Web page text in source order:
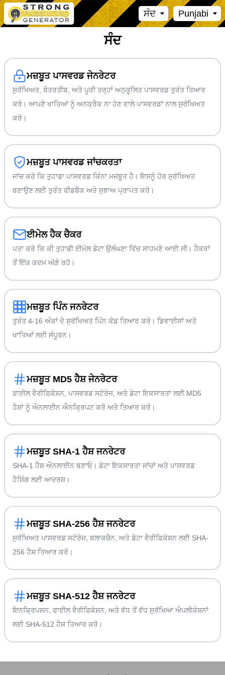
ਸੰਦ Punjabi
ਸੰਦ
ਮਜ਼ਬੂਤ ਪਾਸਵਰਡ ਜੇਨਰੇਟਰ
ਸੁਰੱਖਿਅਤ, ਬੇਤਰਤੀਬ, ਅਤੇ ਪੂਰੀ ਤਰ੍ਹਾਂ ਅਨੁਕੂਲਿਤ ਪਾਸਵਰਡ ਤੁਰੰਤ ਤਿਆਰ
ਕਰੋ। ਆਪਣੇ ਖਾਤਿਆਂ ਨੂੰ ਅਨਕ੍ਰੈਕ ਨਾ ਹੋਣ ਵਾਲੇ ਪਾਸਵਰਡਾਂ ਨਾਲ ਸੁਰੱਖਿਅਤ
ਕਰੋ।
ਮਜ਼ਬੂਤ ਪਾਸਵਰਡ ਜਾਂਚਕਰਤਾ
ਜਾਂਚ ਕਰੋ ਕਿ ਤੁਹਾਡਾ ਪਾਸਵਰਡ ਕਿੰਨਾ ਮਜ਼ਬੂਤ ਹੈ। ਇਸਨੂੰ ਹੋਰ ਸੁਰੱਖਿਅਤ
ਬਣਾਉਣ ਲਈ ਤੁਰੰਤ ਫੀਡਬੈਕ ਅਤੇ ਸੁਝਾਅ ਪ੍ਰਾਪਤ ਕਰੋ।
ਈਮੇਲ ਹੈਕ ਚੈਕਰ
ਪਤਾ ਕਰੋ ਕਿ ਕੀ ਤੁਹਾਡੀ ਈਮੇਲ ਡੇਟਾ ਉਲੰਘਣਾ ਵਿੱਚ ਸਾਹਮਣੇ ਆਈ ਸੀ। ਹੈਕਰਾਂ
ਤੋਂ ਇੱਕ ਕਦਮ ਅੱਗੇ ਰਹੋ।
ਮਜ਼ਬੂਤ ਪਿੰਨ ਜਨਰੇਟਰ
ਤੁਰੰਤ 4-16 ਅੰਕਾਂ ਦੇ ਸੁਰੱਖਿਅਤ ਪਿੰਨ ਕੋਡ ਤਿਆਰ ਕਰੋ। ਡਿਵਾਈਸਾਂ ਅਤੇ
ਖਾਤਿਆਂ ਲਈ ਸੰਪੂਰਨ।
ਮਜ਼ਬੂਤ MD5 ਹੈਸ਼ ਜੇਨਰੇਟਰ
ਫਾਈਲ ਵੈਰੀਫਿਕੇਸ਼ਨ, ਪਾਸਵਰਡ ਸਟੋਰੇਜ, ਅਤੇ ਡੇਟਾ ਇਕਸਾਰਤਾ ਲਈ MD5
ਹੈਸ਼ਾਂ ਨੂੰ ਔਨਲਾਈਨ ਐਨਕ੍ਰਿਪਟ ਕਰੋ ਅਤੇ ਤਿਆਰ ਕਰੋ।
ਮਜ਼ਬੂਤ SHA-1 ਹੈਸ਼ ਜਨਰੇਟਰ
SHA-1 ਹੈਸ਼ ਔਨਲਾਈਨ ਬਣਾਓ। ਡੇਟਾ ਇਕਸਾਰਤਾ ਜਾਂਚਾਂ ਅਤੇ ਪਾਸਵਰਡ
ਹੈਸ਼ਿੰਗ ਲਈ ਆਦਰਸ਼।
ਮਜ਼ਬੂਤ SHA-256 ਹੈਸ਼ ਜਨਰੇਟਰ
ਸੁਰੱਖਿਅਤ ਪਾਸਵਰਡ ਸਟੋਰੇਜ, ਬਲਾਕਚੈਨ, ਅਤੇ ਡੇਟਾ ਵੈਰੀਫਿਕੇਸ਼ਨ ਲਈ SHA-
256 ਹੈਸ਼ ਤਿਆਰ ਕਰੋ।
ਮਜ਼ਬੂਤ SHA-512 ਹੈਸ਼ ਜਨਰੇਟਰ
ਇਨਕ੍ਰਿਪਸ਼ਨ, ਫਾਈਲ ਵੈਰੀਫਿਕੇਸ਼ਨ, ਅਤੇ ਵੱਧ ਤੋਂ ਵੱਧ ਸੁਰੱਖਿਆ ਐਪਲੀਕੇਸ਼ਨਾਂ
ਲਈ SHA-512 ਹੈਸ਼ ਤਿਆਰ ਕਰੋ।